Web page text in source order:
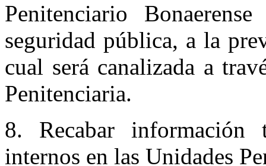
Penitenciario
seguridad pública, a la
cual será canalizada a
Penitenciaria.
8. Recabar información
internos en las Unidades